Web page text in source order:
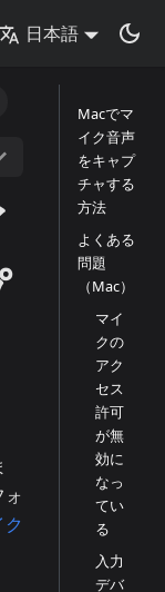
日本語
Macでマ
イク音声
をキャプ
チャする
方法
よくある
問題
（Mac）
マイ
クの
アク
セス
許可
が無
効に
なっ
てい
る
入力
デバ